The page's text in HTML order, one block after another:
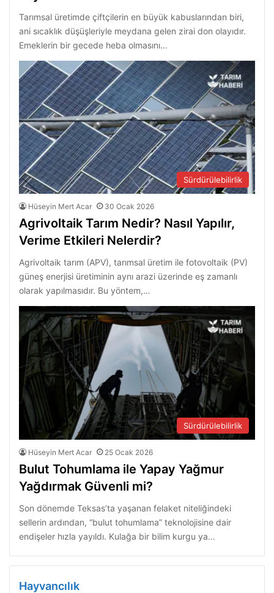
Tarımsal üretimde çiftçilerin en büyük kabuslarından biri,
ani sıcaklık düşüşleriyle meydana gelen zirai don olayıdır.
Emeklerin bir gecede heba olmasını…
Sürdürülebilirlik
Hüseyin Mert Acar 30 Ocak 2026
Agrivoltaik Tarım Nedir? Nasıl Yapılır,
Verime Etkileri Nelerdir?
Agrivoltaik tarım (APV), tarımsal üretim ile fotovoltaik (PV)
güneş enerjisi üretiminin aynı arazi üzerinde eş zamanlı
olarak yapılmasıdır. Bu yöntem,…
Sürdürülebilirlik
Hüseyin Mert Acar 25 Ocak 2026
Bulut Tohumlama ile Yapay Yağmur
Yağdırmak Güvenli mi?
Son dönemde Teksas’ta yaşanan felaket niteliğindeki
sellerin ardından, “bulut tohumlama” teknolojisine dair
endişeler hızla yayıldı. Kulağa bir bilim kurgu ya…
Hayvancılık